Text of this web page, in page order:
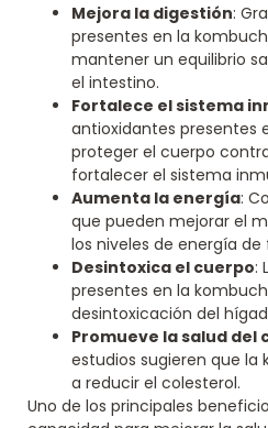
Mejora la digestión:
presentes en la
mantener un equilibrio
el intestino.
Fortalece el sistema
antioxidantes presentes
proteger el cuerpo
fortalecer el sistema
Aumenta la energía:
que pueden mejorar el
los niveles de energía
Desintoxica el cuerpo:
presentes en la
desintoxicación del
Promueve la salud del
estudios sugieren que
a reducir el colesterol.
Uno de los principales